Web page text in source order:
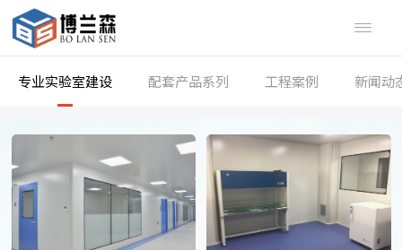

专业实验室建设 配套产品系列 工程案例 新闻动